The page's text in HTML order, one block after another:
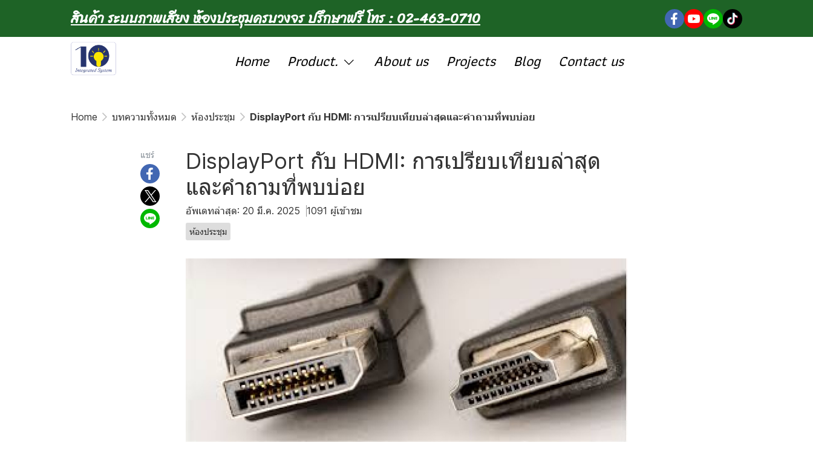
สินค้า ระบบภาพเสียง ห้องประชุมครบวงจร ปรึกษาฟรี โทร : 02-463-0710
Home
Product. About us Projects Blog Contact us
Home บทความทั้งหมด ห้องประชุม DisplayPort กับ HDMI: การเปรียบเทียบล่าสุดและคำถามที่พบบ่อย
แชร์
DisplayPort กับ HDMI: การเปรียบเทียบล่าสุด
และคำถามที่พบบ่อย
อัพเดทล่าสุด: 20 มี.ค. 2025 1091 ผู้เข้าชม
ห้องประชุม